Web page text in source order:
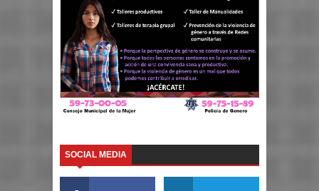
SOCIAL MEDIA